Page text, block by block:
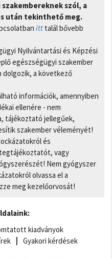
szól, a
után tekinthető meg.
itt talál bővebb
Nyilvántartási és Képzési
egészségügyi szakember
dolgozik, a következő
információk, amennyiben
ellenére - nem
tájékoztató jellegűek,
szakember véleményét!
és
vagy
Nem gyógyszer
olvassa el a
meg kezelőorvosát!
kiadványok
Gyakori kérdések